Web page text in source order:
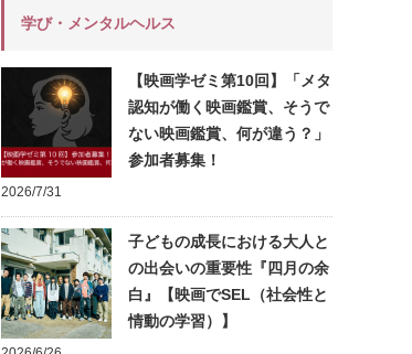
学び・メンタルヘルス
【映画学ゼミ第10回】「メタ
認知が働く映画鑑賞、そうで
ない映画鑑賞、何が違う？」
参加者募集！
2026/7/31
子どもの成長における大人と
の出会いの重要性『四月の余
白』【映画でSEL（社会性と
情動の学習）】